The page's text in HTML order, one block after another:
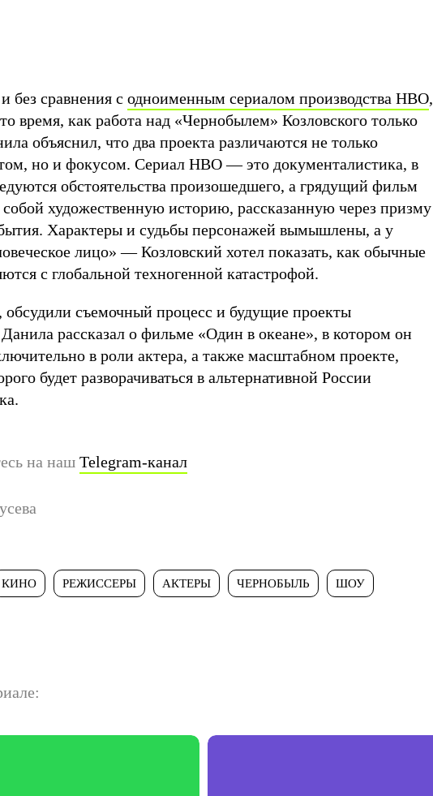
без сравнения с одноименным сериалом производства HBO,
время, как работа над «Чернобылем» Козловского только
объяснил, что два проекта различаются не только
но и фокусом. Сериал HBO — это документалистика, в
обстоятельства произошедшего, а грядущий фильм
собой художественную историю, рассказанную через призму
Характеры и судьбы персонажей вымышлены, а у
лицо» — Козловский хотел показать, как обычные
с глобальной техногенной катастрофой.
обсудили съемочный процесс и будущие проекты
рассказал о фильме «Один в океане», в котором он
в роли актера, а также масштабном проекте,
будет разворачиваться в альтернативной России
на наш Telegram-канал
КИНО РЕЖИССЕРЫ АКТЕРЫ ЧЕРНОБЫЛЬ ШОУ